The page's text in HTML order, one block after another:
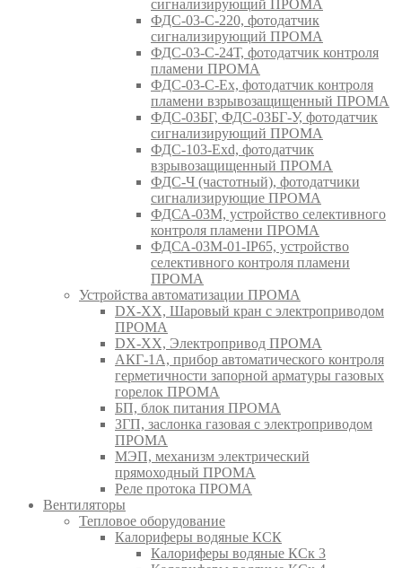
сигнализирующий ПРОМА
ФДС-03-С-220, фотодатчик
сигнализирующий ПРОМА
ФДС-03-С-24Т, фотодатчик контроля
пламени ПРОМА
ФДС-03-С-Ex, фотодатчик контроля
пламени взрывозащищенный ПРОМА
ФДС-03БГ, ФДС-03БГ-У, фотодатчик
сигнализирующий ПРОМА
ФДС-103-Ехd, фотодатчик
взрывозащищенный ПРОМА
ФДС-Ч (частотный), фотодатчики
сигнализирующие ПРОМА
ФДСА-03М, устройство селективного
контроля пламени ПРОМА
ФДСА-03М-01-IP65, устройство
селективного контроля пламени
ПРОМА
Устройства автоматизации ПРОМА
DX-XX, Шаровый кран c электроприводом
ПРОМА
DX-XX, Электропривод ПРОМА
АКГ-1А, прибор автоматического контроля
герметичности запорной арматуры газовых
горелок ПРОМА
БП, блок питания ПРОМА
ЗГП, заслонка газовая с электроприводом
ПРОМА
МЭП, механизм электрический
прямоходный ПРОМА
Реле протока ПРОМА
Вентиляторы
Тепловое оборудование
Калориферы водяные КСК
Калориферы водяные КСк 3